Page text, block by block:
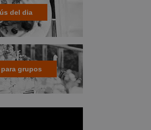
del dia
grupos